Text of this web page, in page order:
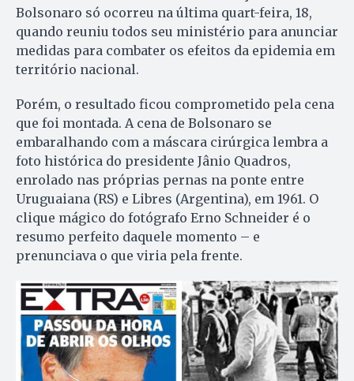
Bolsonaro só ocorreu na última quart-feira, 18,
quando reuniu todos seu ministério para anunciar
medidas para combater os efeitos da epidemia em
território nacional.
Porém, o resultado ficou comprometido pela cena
que foi montada. A cena de Bolsonaro se
embaralhando com a máscara cirúrgica lembra a
foto histórica do presidente Jânio Quadros,
enrolado nas próprias pernas na ponte entre
Uruguaiana (RS) e Libres (Argentina), em 1961. O
clique mágico do fotógrafo Erno Schneider é o
resumo perfeito daquele momento – e
prenunciava o que viria pela frente.